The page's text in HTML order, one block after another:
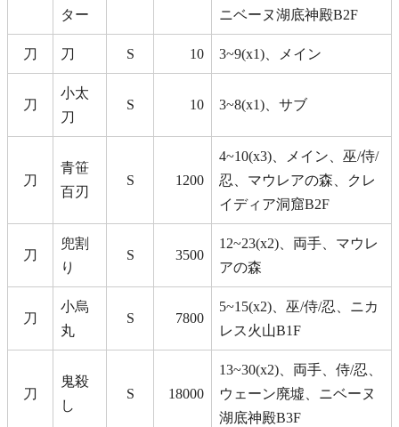
ター
ニベーヌ湖底神殿B2F
刀 刀 S 10 3~9(x1)、メイン
刀
小太
刀
S 10 3~8(x1)、サブ
刀
青笹
百刃
S 1200
4~10(x3)、メイン、巫/侍/
忍、マウレアの森、クレ
イディア洞窟B2F
刀
兜割
り
S 3500
12~23(x2)、両手、マウレ
アの森
刀
小烏
丸
S 7800
5~15(x2)、巫/侍/忍、ニカ
レス火山B1F
刀
鬼殺
し
S 18000
13~30(x2)、両手、侍/忍、
ウェーン廃墟、ニベーヌ
湖底神殿B3F